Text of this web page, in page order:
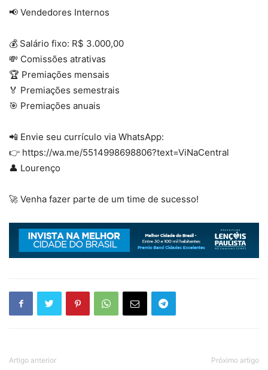
📢 Vendedores Internos
💰 Salário fixo: R$ 3.000,00
💸 Comissões atrativas
🏆 Premiações mensais
🏅 Premiações semestrais
🎯 Premiações anuais
📲 Envie seu currículo via WhatsApp:
👉 https://wa.me/5514998698806?text=ViNaCentral
👤 Lourenço
🚀 Venha fazer parte de um time de sucesso!
Artigo anterior Próximo artigo